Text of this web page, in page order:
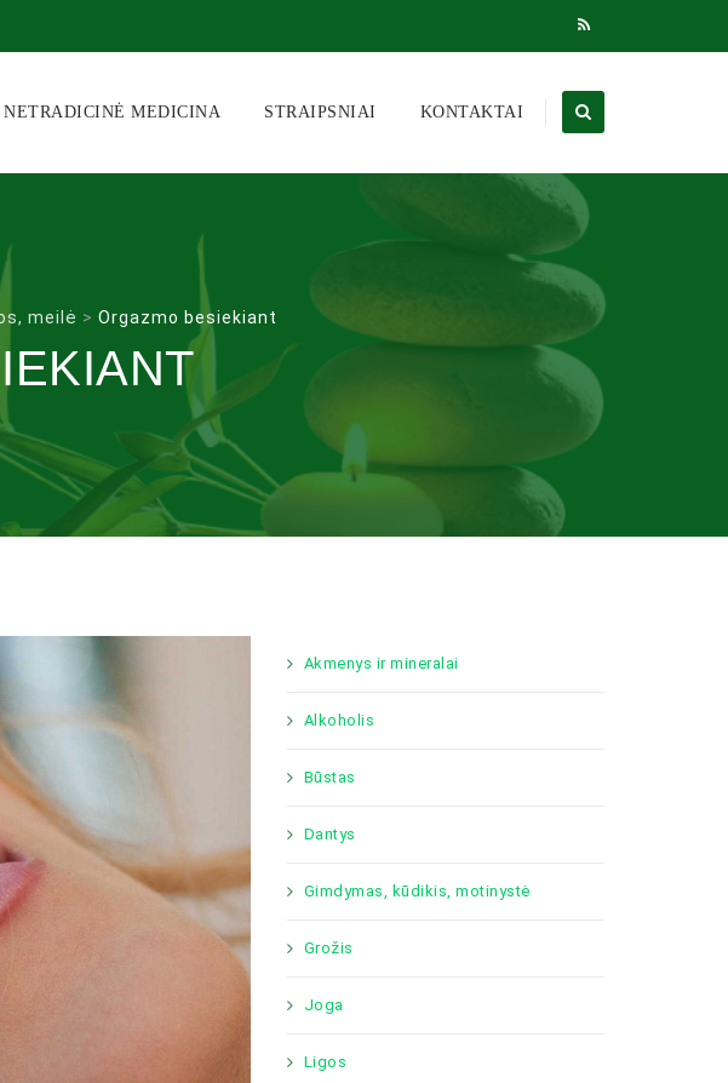
NETRADICINĖ MEDICINA STRAIPSNIAI KONTAKTAI
meilė > Orgazmo besiekiant
Akmenys ir mineralai
Alkoholis
Būstas
Dantys
Gimdymas, kūdikis, motinystė
Grožis
Joga
Ligos